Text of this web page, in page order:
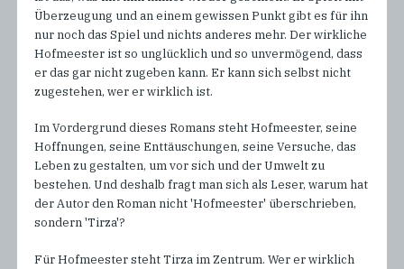
Überzeugung und an einem gewissen Punkt gibt es für ihn
nur noch das Spiel und nichts anderes mehr. Der wirkliche
Hofmeester ist so unglücklich und so unvermögend, dass
er das gar nicht zugeben kann. Er kann sich selbst nicht
zugestehen, wer er wirklich ist.
Im Vordergrund dieses Romans steht Hofmeester, seine
Hoffnungen, seine Enttäuschungen, seine Versuche, das
Leben zu gestalten, um vor sich und der Umwelt zu
bestehen. Und deshalb fragt man sich als Leser, warum hat
der Autor den Roman nicht 'Hofmeester' überschrieben,
sondern 'Tirza'?
Für Hofmeester steht Tirza im Zentrum. Wer er wirklich